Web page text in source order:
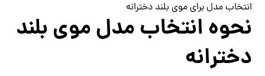
انتخاب مدل برای موی بلند دخترانه
نحوه انتخاب مدل موی بلند
دخترانه